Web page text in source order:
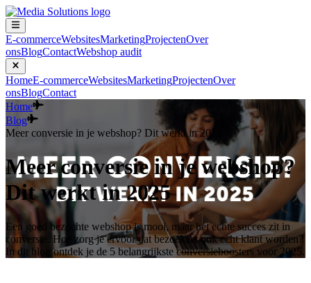
E-commerceWebsitesMarketingProjectenOver
onsBlogContactWebshop audit
HomeE-commerceWebsitesMarketingProjectenOver
onsBlogContact
Home
Blog
Meer conversie in je webshop? Dit werkt in 2025
Meer conversie in je webshop?
Dit werkt in 2025
Een goed bezochte webshop is mooi, maar het echte succes zit in
conversie. Hoe zorg je ervoor dat bezoekers ook echt klant worden?
In dit blog ontdek je de 5 belangrijkste conversieboosters voor 2025.